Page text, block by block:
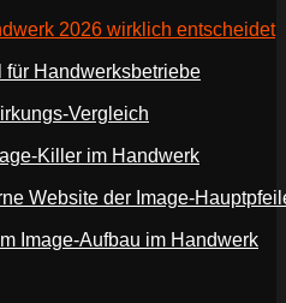
2026 wirklich entscheidet
für Handwerksbetriebe
Vergleich
Killer im Handwerk
Website der Image-
Image-Aufbau im Handwerk